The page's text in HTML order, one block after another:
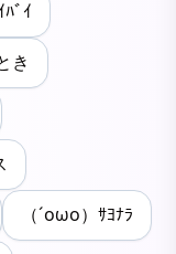
ﾞｲ
き
（´oωo）ｻﾖﾅﾗ